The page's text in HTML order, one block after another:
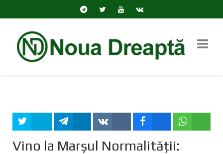
Vino la Marșul Normalității: